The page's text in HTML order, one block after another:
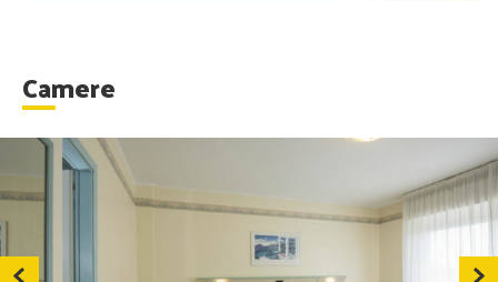
Camere